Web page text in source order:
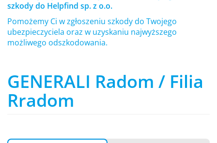
szkody do Helpfind sp. z o.o.
Pomożemy Ci w zgłoszeniu szkody do Twojego
ubezpieczyciela oraz w uzyskaniu najwyższego
możliwego odszkodowania.
GENERALI Radom / Filia
Rradom